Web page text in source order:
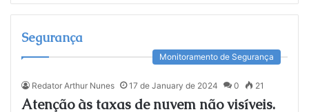
Segurança
Monitoramento de Segurança
Redator Arthur Nunes 17 de January de 2024 0 21
Atenção às taxas de nuvem não visíveis.